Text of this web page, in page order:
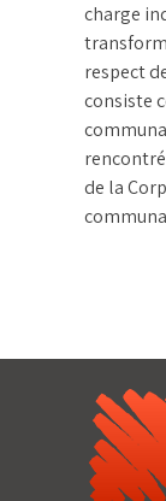
charge
respect
consiste
de la